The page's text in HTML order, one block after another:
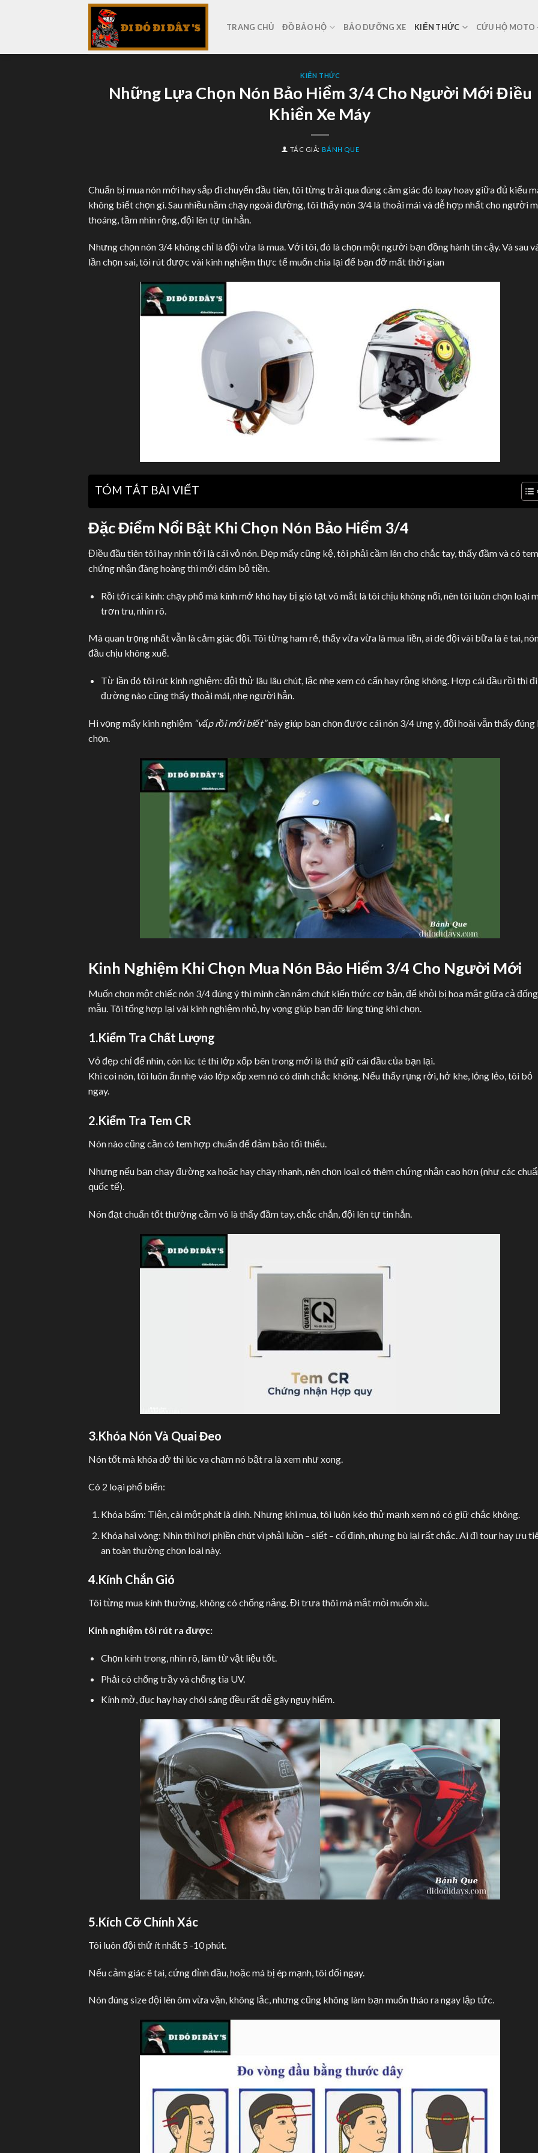
TRANG CHỦ ĐỒ BẢO HỘ BẢO DƯỠNG XE KIẾN THỨC CỨU HỘ MOTO
KIẾN THỨC
Những Lựa Chọn Nón Bảo Hiểm 3/4 Cho Người Mới Điều
Khiển Xe Máy
TÁC GIẢ: BÁNH QUE
Chuẩn bị mua nón mới hay sắp đi chuyến đầu tiên, tôi từng trải qua đúng cảm giác đó loay hoay giữa đủ kiểu
không biết chọn gì. Sau nhiều năm chạy ngoài đường, tôi thấy nón 3/4 là thoải mái và dễ hợp nhất cho người
thoáng, tầm nhìn rộng, đội lên tự tin hẳn.
Nhưng chọn nón 3/4 không chỉ là đội vừa là mua. Với tôi, đó là chọn một người bạn đồng hành tin cậy. Và sau
lần chọn sai, tôi rút được vài kinh nghiệm thực tế muốn chia lại để bạn đỡ mất thời gian
TÓM TẮT BÀI VIẾT
Đặc Điểm Nổi Bật Khi Chọn Nón Bảo Hiểm 3/4
Điều đầu tiên tôi hay nhìn tới là cái vỏ nón. Đẹp mấy cũng kệ, tôi phải cầm lên cho chắc tay, thấy đầm và có tem
chứng nhận đàng hoàng thì mới dám bỏ tiền.
Rồi tới cái kính: chạy phố mà kính mở khó hay bị gió tạt vô mắt là tôi chịu không nổi, nên tôi luôn chọn loại
trơn tru, nhìn rõ.
Mà quan trọng nhất vẫn là cảm giác đội. Tôi từng ham rẻ, thấy vừa vừa là mua liền, ai dè đội vài bữa là ê tai,
đầu chịu không xuể.
Từ lần đó tôi rút kinh nghiệm: đội thử lâu lâu chút, lắc nhẹ xem có cấn hay rộng không. Hợp cái đầu rồi thì đi
đường nào cũng thấy thoải mái, nhẹ người hẳn.
Hi vọng mấy kinh nghiệm “vấp rồi mới biết”này giúp bạn chọn được cái nón 3/4 ưng ý, đội hoài vẫn thấy đúng
chọn.
Kinh Nghiệm Khi Chọn Mua Nón Bảo Hiểm 3/4 Cho Người Mới
Muốn chọn một chiếc nón 3/4 đúng ý thì mình cần nắm chút kiến thức cơ bản, để khỏi bị hoa mắt giữa cả đống
mẫu. Tôi tổng hợp lại vài kinh nghiệm nhỏ, hy vọng giúp bạn đỡ lúng túng khi chọn.
1.Kiểm Tra Chất Lượng
Vỏ đẹp chỉ để nhìn, còn lúc té thì lớp xốp bên trong mới là thứ giữ cái đầu của bạn lại.
Khi coi nón, tôi luôn ấn nhẹ vào lớp xốp xem nó có dính chắc không. Nếu thấy rụng rời, hở khe, lỏng lẻo, tôi bỏ
ngay.
2.Kiểm Tra Tem CR
Nón nào cũng cần có tem hợp chuẩn để đảm bảo tối thiểu.
Nhưng nếu bạn chạy đường xa hoặc hay chạy nhanh, nên chọn loại có thêm chứng nhận cao hơn (như các
quốc tế).
Nón đạt chuẩn tốt thường cầm vô là thấy đầm tay, chắc chắn, đội lên tự tin hẳn.
3.Khóa Nón Và Quai Đeo
Nón tốt mà khóa dở thì lúc va chạm nó bật ra là xem như xong.
Có 2 loại phổ biến:
Khóa bấm: Tiện, cài một phát là dính. Nhưng khi mua, tôi luôn kéo thử mạnh xem nó có giữ chắc không.
Khóa hai vòng: Nhìn thì hơi phiền chút vì phải luồn – siết – cố định, nhưng bù lại rất chắc. Ai đi tour hay ưu
an toàn thường chọn loại này.
4.Kính Chắn Gió
Tôi từng mua kính thường, không có chống nắng. Đi trưa thôi mà mắt mỏi muốn xỉu.
Kinh nghiệm tôi rút ra được:
Chọn kính trong, nhìn rõ, làm từ vật liệu tốt.
Phải có chống trầy và chống tia UV.
Kính mờ, đục hay hay chói sáng đều rất dễ gây nguy hiểm.
5.Kích Cỡ Chính Xác
Tôi luôn đội thử ít nhất 5 -10 phút.
Nếu cảm giác ê tai, cứng đỉnh đầu, hoặc má bị ép mạnh, tôi đổi ngay.
Nón đúng size đội lên ôm vừa vặn, không lắc, nhưng cũng không làm bạn muốn tháo ra ngay lập tức.